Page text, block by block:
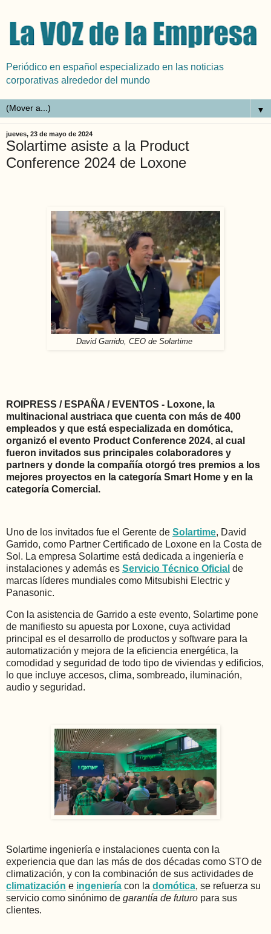
Periódico en español especializado en las noticias
corporativas alrededor del mundo
▼
jueves, 23 de mayo de 2024
Solartime asiste a la Product
Conference 2024 de Loxone
David Garrido, CEO de Solartime
ROIPRESS / ESPAÑA / EVENTOS - Loxone, la
multinacional austriaca que cuenta con más de 400
empleados y que está especializada en domótica,
organizó el evento Product Conference 2024, al cual
fueron invitados sus principales colaboradores y
partners y donde la compañía otorgó tres premios a los
mejores proyectos en la categoría Smart Home y en la
categoría Comercial.
Uno de los invitados fue el Gerente de Solartime, David
Garrido, como Partner Certificado de Loxone en la Costa de
Sol. La empresa Solartime está dedicada a ingeniería e
instalaciones y además es Servicio Técnico Oficial de
marcas líderes mundiales como Mitsubishi Electric y
Panasonic.
Con la asistencia de Garrido a este evento, Solartime pone
de manifiesto su apuesta por Loxone, cuya actividad
principal es el desarrollo de productos y software para la
automatización y mejora de la eficiencia energética, la
comodidad y seguridad de todo tipo de viviendas y edificios,
lo que incluye accesos, clima, sombreado, iluminación,
audio y seguridad.
Solartime ingeniería e instalaciones cuenta con la
experiencia que dan las más de dos décadas como STO de
climatización, y con la combinación de sus actividades de
climatización e ingeniería con la domótica, se refuerza su
servicio como sinónimo de garantía de futuro para sus
clientes.